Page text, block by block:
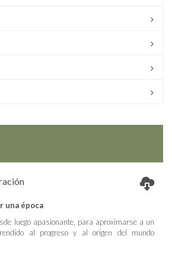
una época
luego apasionante, para aproximarse a un
al progreso y al origen del mundo